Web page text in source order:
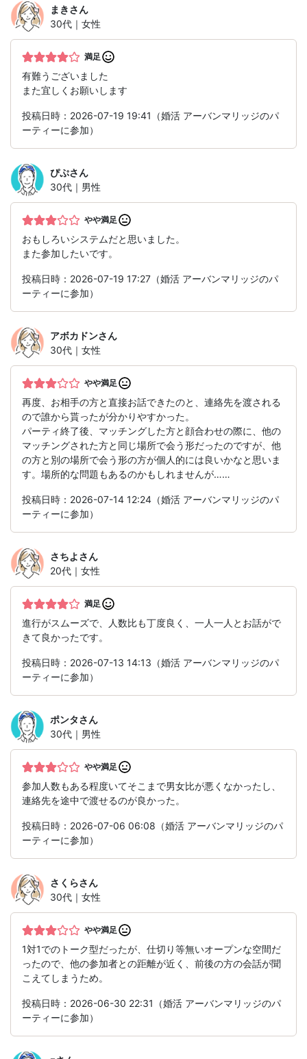
まきさん
30代｜女性
満足
有難うございました
また宜しくお願いします
投稿日時：2026-07-19 19:41（婚活 アーバンマリッジのパ
ーティーに参加）
ぴぷさん
30代｜男性
やや満足
おもしろいシステムだと思いました。
また参加したいです。
投稿日時：2026-07-19 17:27（婚活 アーバンマリッジのパ
ーティーに参加）
アボカドンさん
30代｜女性
やや満足
再度、お相手の方と直接お話できたのと、連絡先を渡される
ので誰から貰ったが分かりやすかった。
パーティ終了後、マッチングした方と顔合わせの際に、他の
マッチングされた方と同じ場所で会う形だったのですが、他
の方と別の場所で会う形の方が個人的には良いかなと思いま
す。場所的な問題もあるのかもしれませんが……
投稿日時：2026-07-14 12:24（婚活 アーバンマリッジのパ
ーティーに参加）
さちよさん
20代｜女性
満足
進行がスムーズで、人数比も丁度良く、一人一人とお話がで
きて良かったです。
投稿日時：2026-07-13 14:13（婚活 アーバンマリッジのパ
ーティーに参加）
ポンタさん
30代｜男性
やや満足
参加人数もある程度いてそこまで男女比が悪くなかったし、
連絡先を途中で渡せるのが良かった。
投稿日時：2026-07-06 06:08（婚活 アーバンマリッジのパ
ーティーに参加）
さくらさん
30代｜女性
やや満足
1対1でのトーク型だったが、仕切り等無いオープンな空間だ
ったので、他の参加者との距離が近く、前後の方の会話が聞
こえてしまうため。
投稿日時：2026-06-30 22:31（婚活 アーバンマリッジのパ
ーティーに参加）